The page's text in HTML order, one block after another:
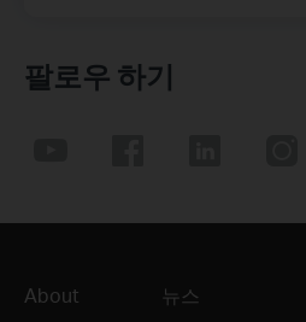
팔로우 하기
About 뉴스